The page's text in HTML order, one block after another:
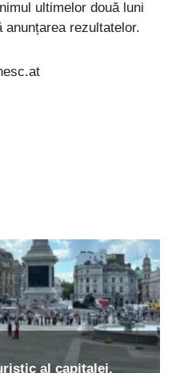
ultimelor două luni
anunțarea rezultatelor.